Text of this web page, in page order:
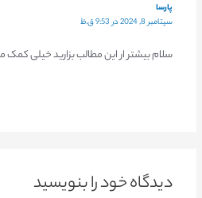
پارسا
سپتامبر 8, 2024 در 9:53 ق.ظ
سلام بیشتر ار این مطالب بزارید خیلی
دیدگاه‌ خود را بنویسید